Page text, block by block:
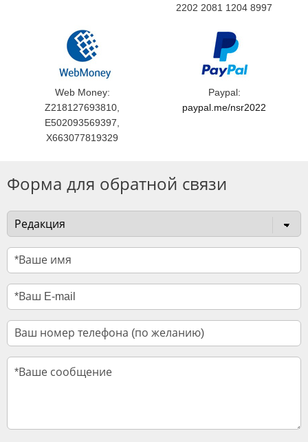
2202 2081 1204 8997
Web Money:
Z218127693810,
E502093569397,
X663077819329
Paypal:
paypal.me/nsr2022
Форма для обратной связи